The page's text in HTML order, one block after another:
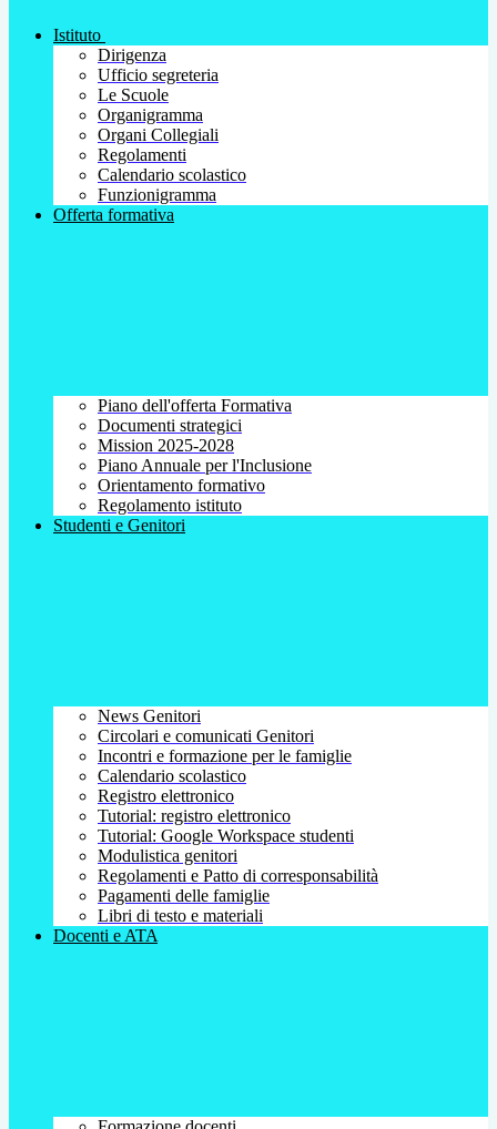
Istituto
Dirigenza
Ufficio segreteria
Le Scuole
Organigramma
Organi Collegiali
Regolamenti
Calendario scolastico
Funzionigramma
Offerta formativa
Piano dell'offerta Formativa
Documenti strategici
Mission 2025-2028
Piano Annuale per l'Inclusione
Orientamento formativo
Regolamento istituto
Studenti e Genitori
News Genitori
Circolari e comunicati Genitori
Incontri e formazione per le famiglie
Calendario scolastico
Registro elettronico
Tutorial: registro elettronico
Tutorial: Google Workspace studenti
Modulistica genitori
Regolamenti e Patto di corresponsabilità
Pagamenti delle famiglie
Libri di testo e materiali
Docenti e ATA